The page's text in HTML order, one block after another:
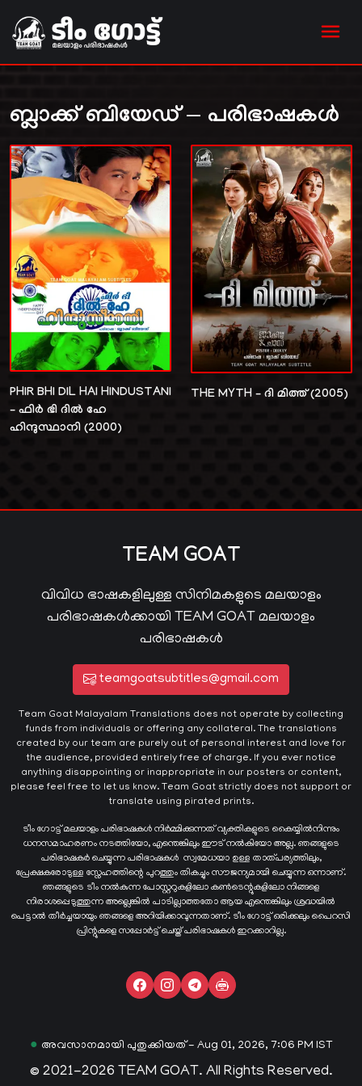
ബ്ലാക്ക് ബിയേഡ് — പരിഭാഷകൾ
PHIR BHI DIL HAI HINDUSTANI
– ഫിർ ഭി ദിൽ ഹേ
ഹിന്ദുസ്ഥാനി (2000)
THE MYTH – ദി മിത്ത് (2005)
TEAM GOAT
വിവിധ ഭാഷകളിലുള്ള സിനിമകളുടെ മലയാളം
പരിഭാഷകൾക്കായി TEAM GOAT മലയാളം
പരിഭാഷകൾ
teamgoatsubtitles@gmail.com
Team Goat Malayalam Translations does not operate by collecting
funds from individuals or offering any collateral. The translations
created by our team are purely out of personal interest and love for
the audience, provided entirely free of charge. If you ever notice
anything disappointing or inappropriate in our posters or content,
please feel free to let us know. Team Goat strictly does not support or
translate using pirated prints.
ടീം ഗോട്ട് മലയാളം പരിഭാഷകൾ നിർമ്മിക്കുന്നത് വ്യക്തികളുടെ കൈയ്യില്‍നിന്നും
ധനസമാഹരണം നടത്തിയോ, എന്തെങ്കിലും ഈട് നൽകിയോ അല്ല. ഞങ്ങളുടെ
പരിഭാഷകർ ചെയ്യുന്ന പരിഭാഷകള്‍ സ്വമേധയാ ഉള്ള താത്പര്യത്തിലും,
പ്രേക്ഷകരോടുള്ള സ്നേഹത്തിന്റെ പുറത്തും തികച്ചും സൗജന്യമായി ചെയ്യുന്ന ഒന്നാണ്.
ഞങ്ങളുടെ ടീം നൽകുന്ന പോസ്റ്ററുകളിലോ കൺടെന്റുകളിലോ നിങ്ങളെ
നിരാശപ്പെടുത്തുന്ന അല്ലെങ്കിൽ പാടില്ലാത്തതോ ആയ എന്തെങ്കിലും ശ്രദ്ധയിൽ
പെട്ടാൽ തീർച്ചയായും ഞങ്ങളെ അറിയിക്കാവുന്നതാണ്. ടീം ഗോട്ട് ഒരിക്കലും പൈറസി
പ്രിന്റുകളെ സപ്പോർട്ട് ചെയ്ത് പരിഭാഷകൾ ഇറക്കാറില്ല.
● അവസാനമായി പുതുക്കിയത് - Aug 01, 2026, 7:06 PM IST
© 2021-2026 TEAM GOAT. All Rights Reserved.